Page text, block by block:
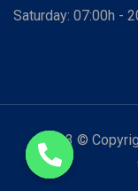
Saturday: 07:00h -
2023 ©